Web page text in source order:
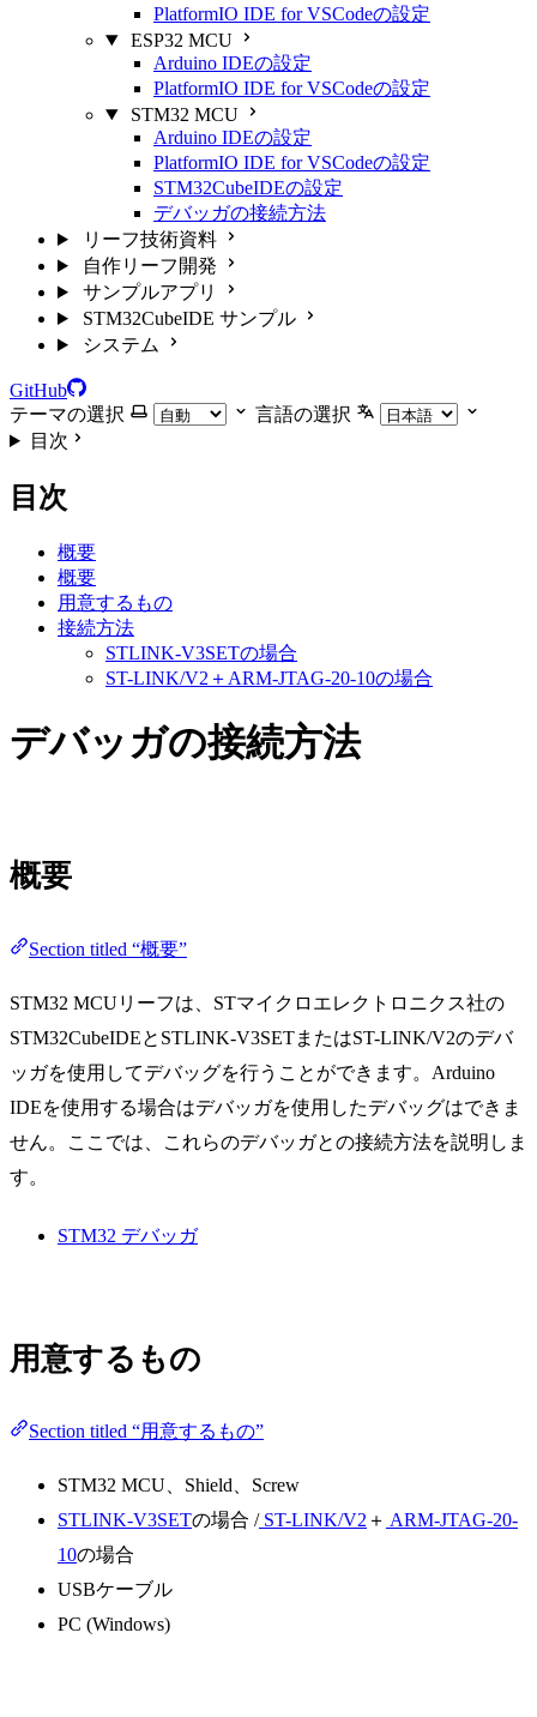
PlatformIO IDE for VSCodeの設定
ESP32 MCU
Arduino IDEの設定
PlatformIO IDE for VSCodeの設定
STM32 MCU
Arduino IDEの設定
PlatformIO IDE for VSCodeの設定
STM32CubeIDEの設定
デバッガの接続方法
リーフ技術資料
自作リーフ開発
サンプルアプリ
STM32CubeIDE サンプル
システム
GitHub
テーマの選択
言語の選択
目次
目次
概要
概要
用意するもの
接続方法
STLINK-V3SETの場合
ST-LINK/V2＋ARM-JTAG-20-10の場合
デバッガの接続方法
概要
Section titled “概要”
STM32 MCUリーフは、STマイクロエレクトロニクス社の
STM32CubeIDEとSTLINK-V3SETまたはST-LINK/V2のデバ
ッガを使用してデバッグを行うことができます。Arduino
IDEを使用する場合はデバッガを使用したデバッグはできま
せん。ここでは、これらのデバッガとの接続方法を説明しま
す。
STM32 デバッガ
用意するもの
Section titled “用意するもの”
STM32 MCU、Shield、Screw
STLINK-V3SETの場合 /ST-LINK/V2＋ ARM-JTAG-20-
10の場合
USBケーブル
PC (Windows)